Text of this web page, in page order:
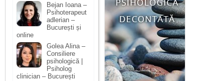
Bejan Ioana –
Psihoterapeut
adlerian –
București și
online
Golea Alina –
Consiliere
psihologică |
Psiholog
clinician – București